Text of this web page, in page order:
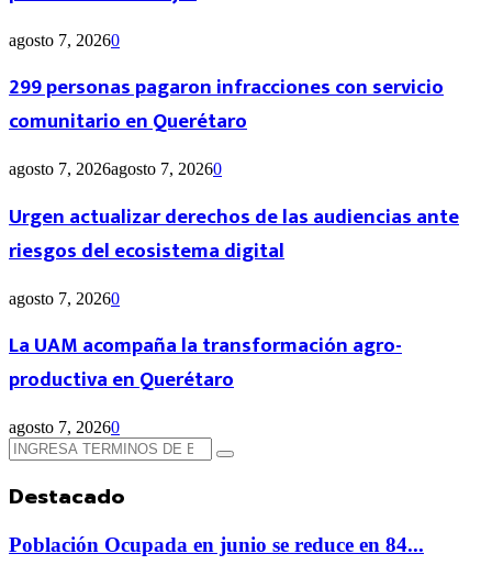
agosto 7, 20260
299 personas pagaron infracciones con servicio
comunitario en Querétaro
agosto 7, 2026agosto 7, 20260
Urgen actualizar derechos de las audiencias ante
riesgos del ecosistema digital
agosto 7, 20260
La UAM acompaña la transformación agro-
productiva en Querétaro
agosto 7, 20260
Búsqueda
de:
Búsqueda
Destacado
Población Ocupada en junio se reduce en 84...